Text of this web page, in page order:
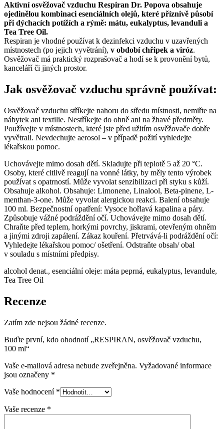
Aktivní osvěžovač vzduchu Respiran Dr. Popova obsahuje
ojedinělou kombinaci esenciálních olejů, které příznivě působí
při dýchacích potížích a rýmě: mátu, eukalyptus, levanduli a
Tea Tree Oil.
Respiran je vhodné používat k dezinfekci vzduchu v uzavřených
místnostech (po jejich vyvětrání), v období chřipek a viróz.
Osvěžovač má praktický rozprašovač a hodí se k provonění bytů,
kanceláří či jiných prostor.
Jak osvěžovač vzduchu správně používat:
Osvěžovač vzduchu stříkejte nahoru do středu místnosti, nemiřte na
nábytek ani textilie. Nestříkejte do ohně ani na žhavé předměty.
Používejte v místnostech, které jste před užitím osvěžovače dobře
vyvětrali. Nevdechujte aerosol – v případě požití vyhledejte
lékařskou pomoc.
Uchovávejte mimo dosah dětí. Skladujte při teplotě 5 až 20 °C.
Osoby, které citlivě reagují na vonné látky, by měly tento výrobek
používat s opatrností. Může vyvolat senzibilizaci při styku s kůží.
Obsahuje alkohol. Obsahuje: Limonene, Linalool, Beta-pinene, L-
menthan-3-one. Může vyvolat alergickou reakci. Balení obsahuje
100 ml. Bezpečnostní opatření: Vysoce hořlavá kapalina a páry.
Způsobuje vážné podráždění očí. Uchovávejte mimo dosah dětí.
Chraňte před teplem, horkými povrchy, jiskrami, otevřeným ohněm
a jinými zdroji zapálení. Zákaz kouření. Přetrvává-li podráždění očí:
Vyhledejte lékařskou pomoc/ ošetření. Odstraňte obsah/ obal
v souladu s místními předpisy.
alcohol denat., esenciální oleje: máta peprná, eukalyptus, levandule,
Tea Tree Oil
Recenze
Zatím zde nejsou žádné recenze.
Buďte první, kdo ohodnotí „RESPIRAN, osvěžovač vzduchu,
100 ml“
Vaše e-mailová adresa nebude zveřejněna. Vyžadované informace
jsou označeny *
Vaše hodnocení *
Vaše recenze *